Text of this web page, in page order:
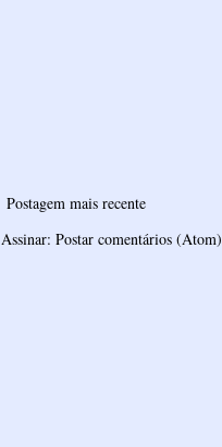
Postagem mais recente
Assinar: Postar comentários (Atom)